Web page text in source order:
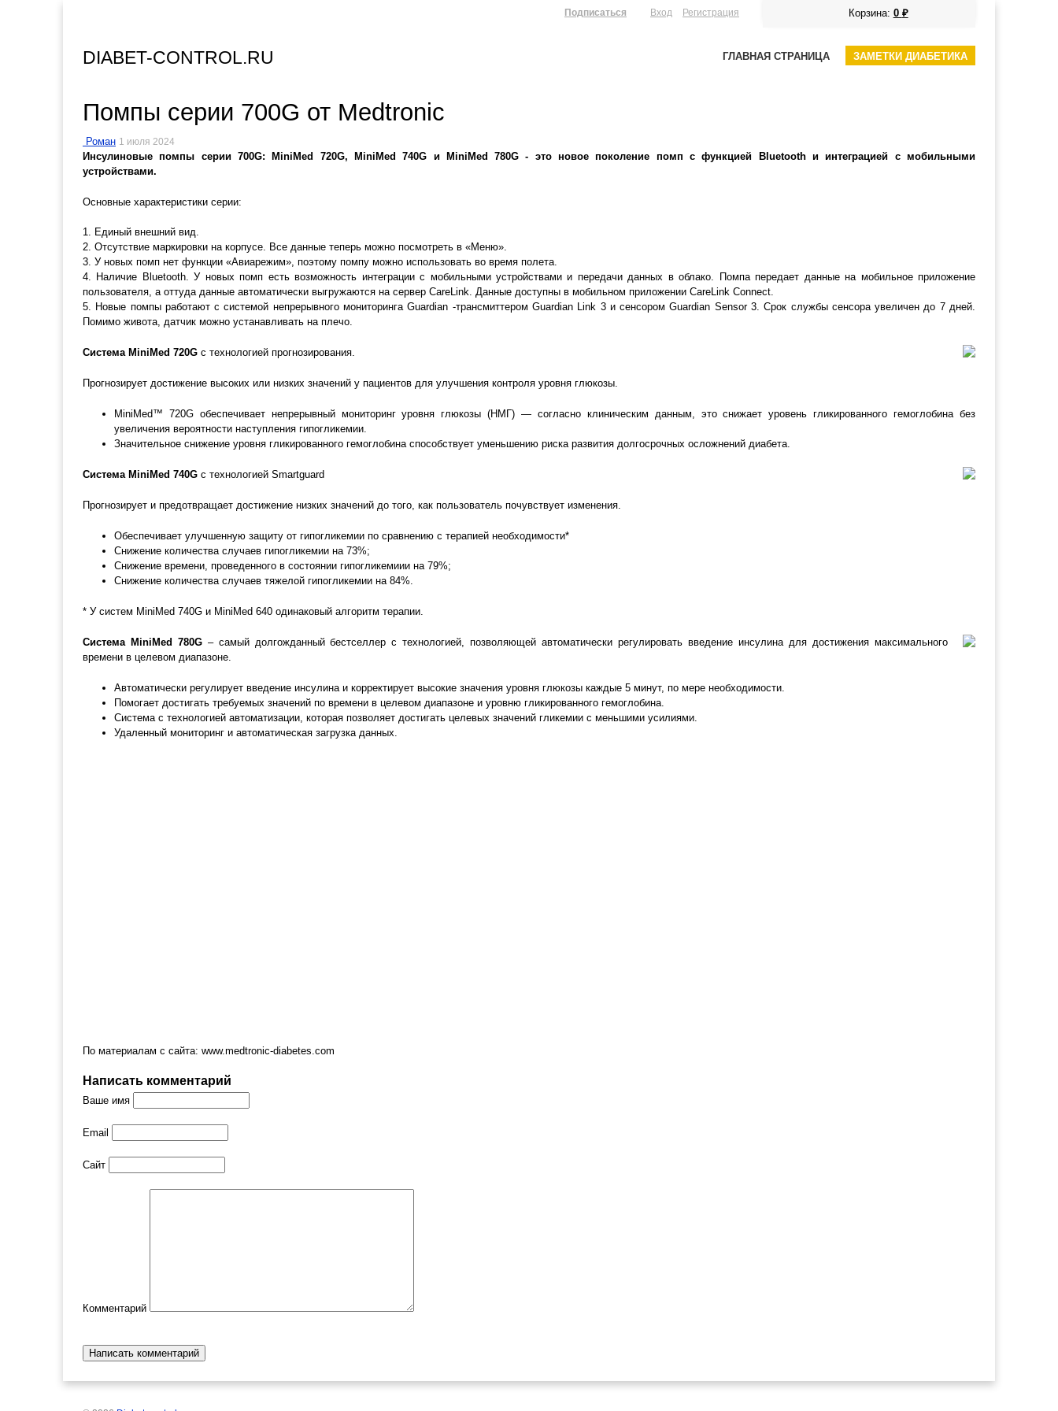
Корзина: 0 ₽
Вход Регистрация
Подписаться
DIABET-CONTROL.RU ГЛАВНАЯ СТРАНИЦА ЗАМЕТКИ ДИАБЕТИКА
Помпы серии 700G от Medtronic
Роман 1 июля 2024
Инсулиновые помпы серии 700G: MiniMed 720G, MiniMed 740G и MiniMed 780G - это новое поколение помп с функцией Bluetooth и интеграцией с мобильными
устройствами.
Основные характеристики серии:
1. Единый внешний вид.
2. Отсутствие маркировки на корпусе. Все данные теперь можно посмотреть в «Меню».
3. У новых помп нет функции «Авиарежим», поэтому помпу можно использовать во время полета.
4. Наличие Bluetooth. У новых помп есть возможность интеграции с мобильными устройствами и передачи данных в облако. Помпа передает данные на мобильное приложение
пользователя, а оттуда данные автоматически выгружаются на сервер CareLink. Данные доступны в мобильном приложении CareLink Connect.
5. Новые помпы работают с системой непрерывного мониторинга Guardian -трансмиттером Guardian Link 3 и сенсором Guardian Sensor 3. Срок службы сенсора увеличен до 7 дней.
Помимо живота, датчик можно устанавливать на плечо.
Система MiniMed 720G с технологией прогнозирования.
Прогнозирует достижение высоких или низких значений у пациентов для улучшения контроля уровня глюкозы.
MiniMed™ 720G обеспечивает непрерывный мониторинг уровня глюкозы (НМГ) — согласно клиническим данным, это снижает уровень гликированного гемоглобина без
увеличения вероятности наступления гипогликемии.
Значительное снижение уровня гликированного гемоглобина способствует уменьшению риска развития долгосрочных осложнений диабета.
Система MiniMed 740G с технологией Smartguard
Прогнозирует и предотвращает достижение низких значений до того, как пользователь почувствует изменения.
Обеспечивает улучшенную защиту от гипогликемии по сравнению с терапией необходимости*
Снижение количества случаев гипогликемии на 73%;
Снижение времени, проведенного в состоянии гипогликемиии на 79%;
Снижение количества случаев тяжелой гипогликемии на 84%.
* У систем MiniMed 740G и MiniMed 640 одинаковый алгоритм терапии.
Система MiniMed 780G– самый долгожданный бестселлер с технологией, позволяющей автоматически регулировать введение инсулина для достижения максимального
времени в целевом диапазоне.
Автоматически регулирует введение инсулина и корректирует высокие значения уровня глюкозы каждые 5 минут, по мере необходимости.
Помогает достигать требуемых значений по времени в целевом диапазоне и уровню гликированного гемоглобина.
Система с технологией автоматизации, которая позволяет достигать целевых значений гликемии с меньшими усилиями.
Удаленный мониторинг и автоматическая загрузка данных.
По материалам с сайта: www.medtronic-diabetes.com
Написать комментарий
Ваше имя
Email
Сайт
Комментарий